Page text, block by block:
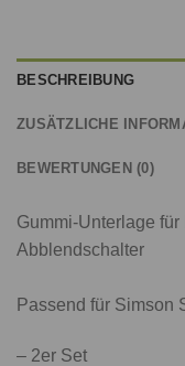
BESCHREIBUNG
ZUSÄTZLICHE
BEWERTUNGEN (0)
Gummi-Unterlage
Abblendschalter
Passend für Simson
– 2er Set